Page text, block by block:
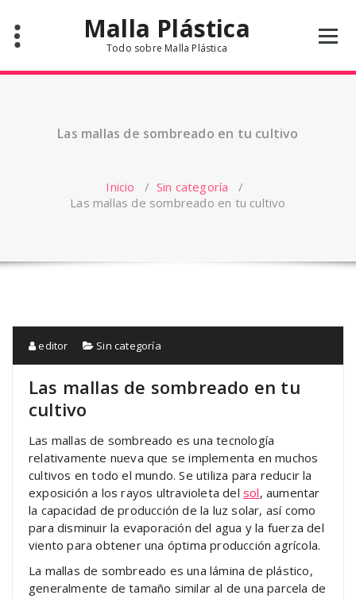
contenido
Malla Plástica
Todo sobre Malla Plástica
Las mallas de sombreado en tu cultivo
Inicio / Sin categoría /
Las mallas de sombreado en tu cultivo
editor Sin categoría
Las mallas de sombreado en tu
cultivo
Las mallas de sombreado es una tecnología
relativamente nueva que se implementa en muchos
cultivos en todo el mundo. Se utiliza para reducir la
exposición a los rayos ultravioleta del sol, aumentar
la capacidad de producción de la luz solar, así como
para disminuir la evaporación del agua y la fuerza del
viento para obtener una óptima producción agrícola.
La mallas de sombreado es una lámina de plástico,
generalmente de tamaño similar al de una parcela de